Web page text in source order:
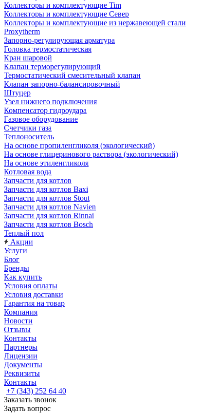
Коллекторы и комплектующие Tim
Коллекторы и комплектующие Север
Коллекторы и комплектующие из нержавеющей стали
Proxytherm
Запорно-регулирующая арматура
Головка термостатическая
Кран шаровой
Клапан терморегулирующий
Термостатический смесительный клапан
Клапан запорно-балансировочный
Штуцер
Узел нижнего подключения
Компенсатор гидроудара
Газовое оборудование
Счетчики газа
Теплоноситель
На основе пропиленгликоля (экологический)
На основе глицеринового раствора (экологический)
На основе этиленгликоля
Котловая вода
Запчасти для котлов
Запчасти для котлов Baxi
Запчасти для котлов Stout
Запчасти для котлов Navien
Запчасти для котлов Rinnai
Запчасти для котлов Bosch
Теплый пол
Акции
Услуги
Блог
Бренды
Как купить
Условия оплаты
Условия доставки
Гарантия на товар
Компания
Новости
Отзывы
Контакты
Партнеры
Лицензии
Документы
Реквизиты
Контакты
+7 (343) 252 64 40
Заказать звонок
Задать вопрос